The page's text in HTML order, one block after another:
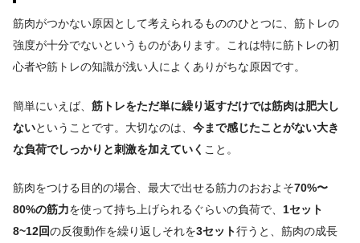
筋肉がつかない原因として考えられるもののひとつに、筋トレの
強度が十分でないというものがあります。
これは特に筋トレの初
心者や筋トレの知識が浅い人によくありがちな原因です。
簡単にいえば、 筋トレをただ単に繰り返すだけでは筋肉は肥大し
ないということです。大切なのは、 今まで感じたことがない大き
な負荷でしっかりと刺激を加えていく こと。
筋肉をつける目的の場合、最大で出せる筋力のおおよそ70%〜
80%の筋力を使って持ち上げられるぐらいの負荷で、 1セット
8~12回の反復動作を繰り返しそれを3セット行うと、筋肉の成長